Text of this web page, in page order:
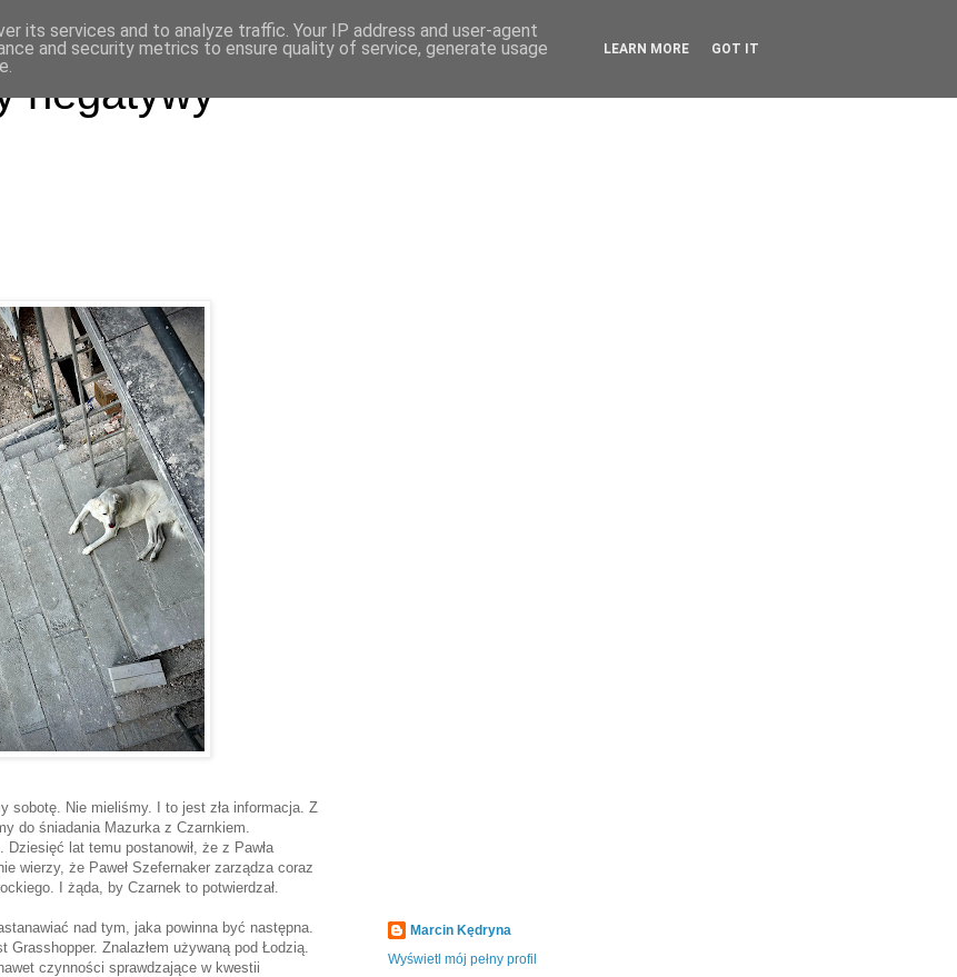
negatywy
sobotę. Nie mieliśmy. I to jest zła informacja. Z
do śniadania Mazurka z Czarnkiem.
lat temu postanowił, że z Pawła
wierzy, że Paweł Szefernaker zarządza coraz
I żąda, by Czarnek to potwierdzał.
nad tym, jaka powinna być następna.
Znalazłem używaną pod Łodzią.
czynności sprawdzające w kwestii
Marcin Kędryna
Wyświetl mój pełny profil
its services and to analyze traffic. Your IP address and user-agent
and security metrics to ensure quality of service, generate usage
LEARN MORE GOT IT